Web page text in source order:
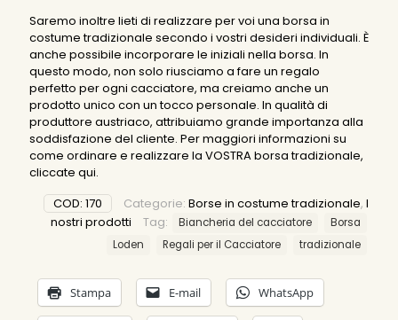
Saremo inoltre lieti di realizzare per voi una borsa in
costume tradizionale secondo i vostri desideri individuali. È
anche possibile incorporare le iniziali nella borsa. In
questo modo, non solo riusciamo a fare un regalo
perfetto per ogni cacciatore, ma creiamo anche un
prodotto unico con un tocco personale. In qualità di
produttore austriaco, attribuiamo grande importanza alla
soddisfazione del cliente. Per maggiori informazioni su
come ordinare e realizzare la VOSTRA borsa tradizionale,
cliccate qui.
COD: 170 Categorie: Borse in costume tradizionale, I
nostri prodotti
Tag: Biancheria del cacciatore
Borsa
Loden
Regali per il Cacciatore tradizionale
Stampa E-mail WhatsApp